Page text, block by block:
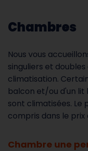
Chambres
Nous vous
singuliers et
climatisation.
balcon et/ou d'un lit
sont climatisées.
compris dans le
Chambre une